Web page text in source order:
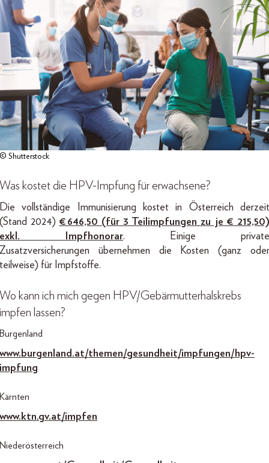
© Shutterstock
Was kostet die HPV-Impfung für erwachsene?
Die vollständige Immunisierung kostet in Österreich derzeit
(Stand 2024) € 646,50 (für 3 Teilimpfungen zu je €
exkl. Impfhonorar. Einige private
Zusatzversicherungen übernehmen die Kosten (ganz oder
teilweise) für Impfstoffe.
Wo kann ich mich gegen HPV/Gebärmutterhalskrebs
impfen lassen?
Burgenland
www.burgenland.at/themen/gesundheit/impfungen/hpv-
impfung
Kärnten
www.ktn.gv.at/impfen
Niederösterreich